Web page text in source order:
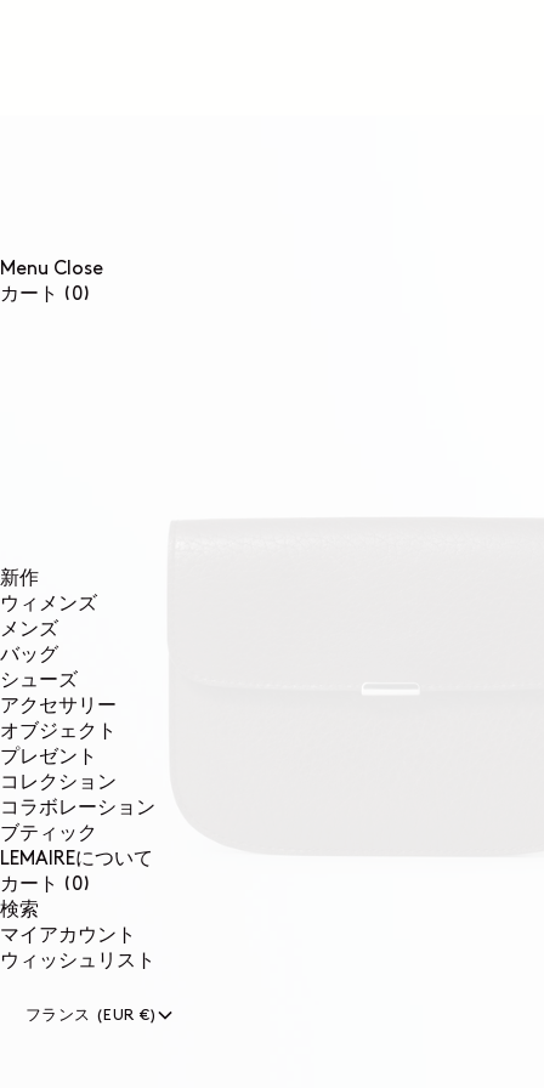
Menu Close
カート
(0)
新作
ウィメンズ
メンズ
バッグ
シューズ
アクセサリー
オブジェクト
プレゼント
コレクション
コラボレーション
ブティック
LEMAIREについて
カート
(0)
検索
マイアカウント
ウィッシュリスト
フランス (EUR €)